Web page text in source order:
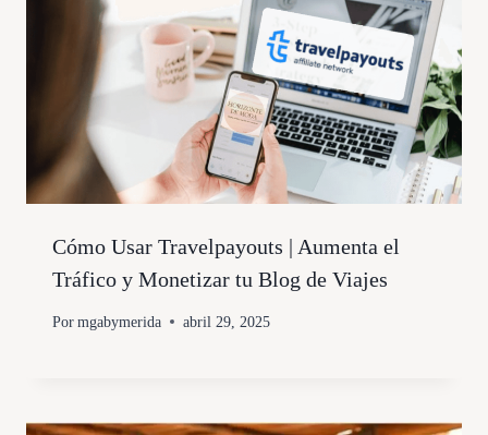
Cómo Usar Travelpayouts | Aumenta el
Tráfico y Monetizar tu Blog de Viajes
Por mgabymerida abril 29, 2025